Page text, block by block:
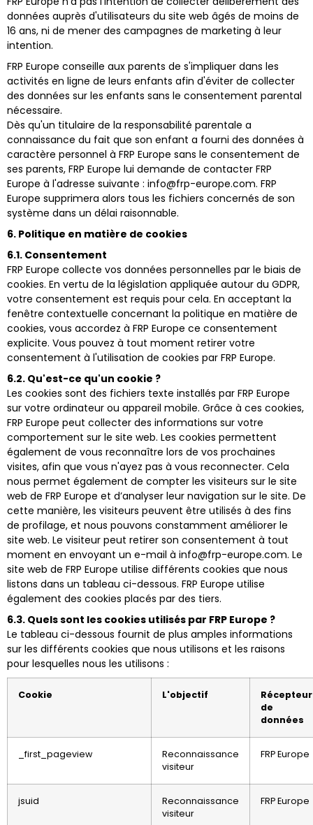
données auprès d'utilisateurs du site web âgés de moins de
16 ans, ni de mener des campagnes de marketing à leur
intention.
FRP Europe conseille aux parents de s'impliquer dans les
activités en ligne de leurs enfants afin d'éviter de collecter
des données sur les enfants sans le consentement parental
nécessaire.
Dès qu'un titulaire de la responsabilité parentale a
connaissance du fait que son enfant a fourni des données à
caractère personnel à FRP Europe sans le consentement de
ses parents, FRP Europe lui demande de contacter FRP
Europe à l'adresse suivante : info@frp-europe.com. FRP
Europe supprimera alors tous les fichiers concernés de son
système dans un délai raisonnable.
6. Politique en matière de cookies
6.1. Consentement
FRP Europe collecte vos données personnelles par le biais de
cookies. En vertu de la législation appliquée autour du GDPR,
votre consentement est requis pour cela. En acceptant la
fenêtre contextuelle concernant la politique en matière de
cookies, vous accordez à FRP Europe ce consentement
explicite. Vous pouvez à tout moment retirer votre
consentement à l'utilisation de cookies par FRP Europe.
6.2. Qu'est-ce qu'un cookie ?
Les cookies sont des fichiers texte installés par FRP Europe
sur votre ordinateur ou appareil mobile. Grâce à ces cookies,
FRP Europe peut collecter des informations sur votre
comportement sur le site web. Les cookies permettent
également de vous reconnaître lors de vos prochaines
visites, afin que vous n'ayez pas à vous reconnecter. Cela
nous permet également de compter les visiteurs sur le site
web de FRP Europe et d’analyser leur navigation sur le site. De
cette manière, les visiteurs peuvent être utilisés à des fins
de profilage, et nous pouvons constamment améliorer le
site web. Le visiteur peut retirer son consentement à tout
moment en envoyant un e-mail à info@frp-europe.com. Le
site web de FRP Europe utilise différents cookies que nous
listons dans un tableau ci-dessous. FRP Europe utilise
également des cookies placés par des tiers.
6.3. Quels sont les cookies utilisés par FRP Europe ?
Le tableau ci-dessous fournit de plus amples informations
sur les différents cookies que nous utilisons et les raisons
pour lesquelles nous les utilisons :
Cookie L'objectif
Récepteur
de
données
_first_pageview
Reconnaissance
visiteur
FRP Europe
jsuid
Reconnaissance
visiteur
FRP Europe